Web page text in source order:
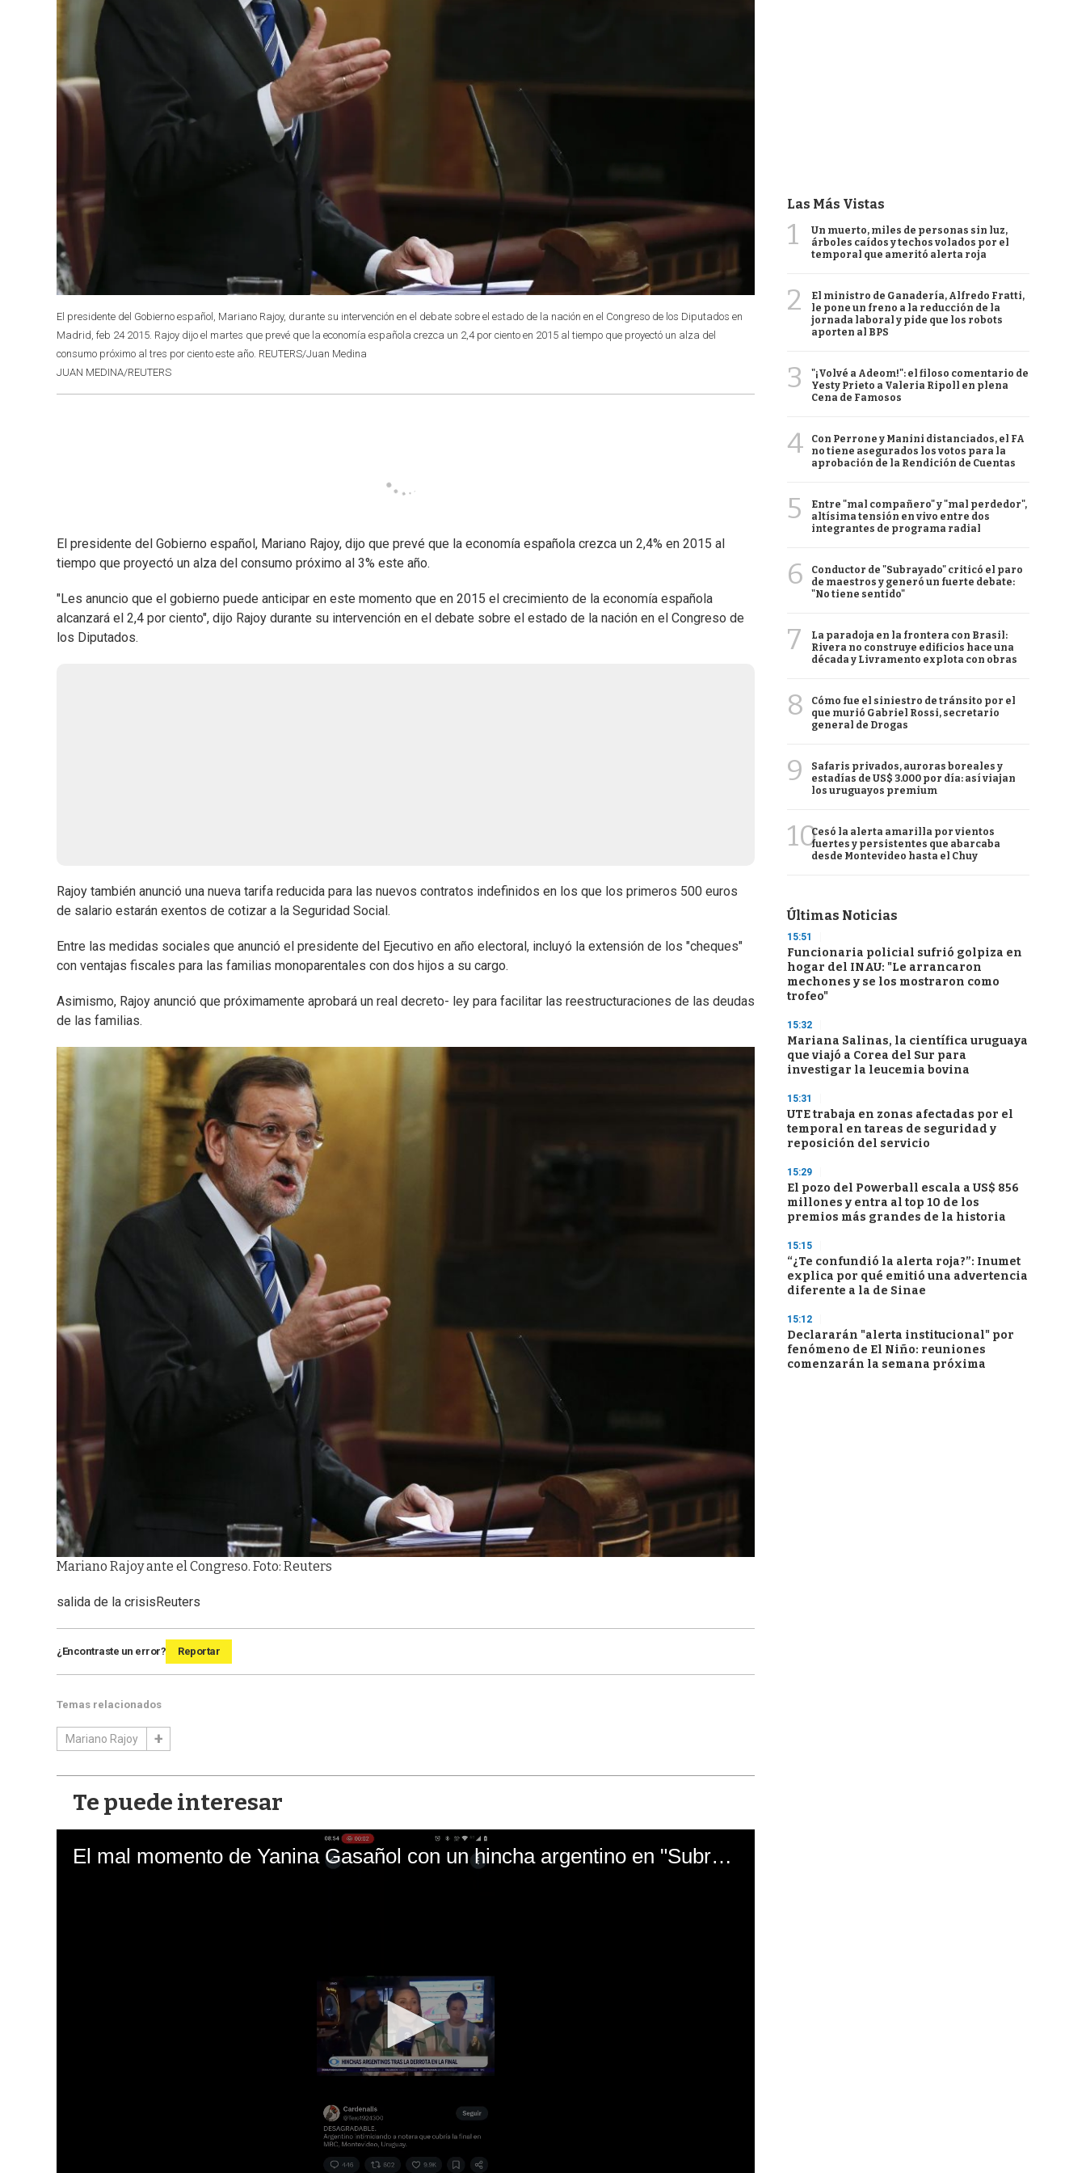
El presidente del Gobierno español, Mariano Rajoy, durante su intervención en el debate sobre el estado de la nación en el Congreso de los Diputados en
Madrid, feb 24 2015. Rajoy dijo el martes que prevé que la economía española crezca un 2,4 por ciento en 2015 al tiempo que proyectó un alza del
consumo próximo al tres por ciento este año. REUTERS/Juan Medina
JUAN MEDINA/REUTERS
El presidente del Gobierno español, Mariano Rajoy, dijo que prevé que la economía española crezca un 2,4% en 2015 al
tiempo que proyectó un alza del consumo próximo al 3% este año.
"Les anuncio que el gobierno puede anticipar en este momento que en 2015 el crecimiento de la economía española
alcanzará el 2,4 por ciento", dijo Rajoy durante su intervención en el debate sobre el estado de la nación en el Congreso de
los Diputados.
Rajoy también anunció una nueva tarifa reducida para las nuevos contratos indefinidos en los que los primeros 500 euros
de salario estarán exentos de cotizar a la Seguridad Social.
Entre las medidas sociales que anunció el presidente del Ejecutivo en año electoral, incluyó la extensión de los "cheques"
con ventajas fiscales para las familias monoparentales con dos hijos a su cargo.
Asimismo, Rajoy anunció que próximamente aprobará un real decreto- ley para facilitar las reestructuraciones de las deudas
de las familias.
Mariano Rajoy ante el Congreso. Foto: Reuters
salida de la crisisReuters
¿Encontraste un error? Reportar
Temas relacionados
Mariano Rajoy
Te puede interesar
El mal momento de Yanina Gasañol con un hincha argentino en "Subrayado"
Las Más Vistas
1
Un muerto, miles de personas sin luz,
árboles caídos y techos volados por el
temporal que ameritó alerta roja
2
El ministro de Ganadería, Alfredo Fratti,
le pone un freno a la reducción de la
jornada laboral y pide que los robots
aporten al BPS
3
"¡Volvé a Adeom!": el filoso comentario de
Yesty Prieto a Valeria Ripoll en plena
Cena de Famosos
4
Con Perrone y Manini distanciados, el FA
no tiene asegurados los votos para la
aprobación de la Rendición de Cuentas
5
Entre "mal compañero" y "mal perdedor",
altísima tensión en vivo entre dos
integrantes de programa radial
6
Conductor de "Subrayado" criticó el paro
de maestros y generó un fuerte debate:
"No tiene sentido"
7
La paradoja en la frontera con Brasil:
Rivera no construye edificios hace una
década y Livramento explota con obras
8
Cómo fue el siniestro de tránsito por el
que murió Gabriel Rossi, secretario
general de Drogas
9
Safaris privados, auroras boreales y
estadías de US$ 3.000 por día: así viajan
los uruguayos premium
10Cesó la alerta amarilla por vientos
fuertes y persistentes que abarcaba
desde Montevideo hasta el Chuy
Últimas Noticias
15:51
Funcionaria policial sufrió golpiza en
hogar del INAU: "Le arrancaron
mechones y se los mostraron como
trofeo"
15:32
Mariana Salinas, la científica uruguaya
que viajó a Corea del Sur para
investigar la leucemia bovina
15:31
UTE trabaja en zonas afectadas por el
temporal en tareas de seguridad y
reposición del servicio
15:29
El pozo del Powerball escala a US$ 856
millones y entra al top 10 de los
premios más grandes de la historia
15:15
“¿Te confundió la alerta roja?”: Inumet
explica por qué emitió una advertencia
diferente a la de Sinae
15:12
Declararán "alerta institucional" por
fenómeno de El Niño: reuniones
comenzarán la semana próxima